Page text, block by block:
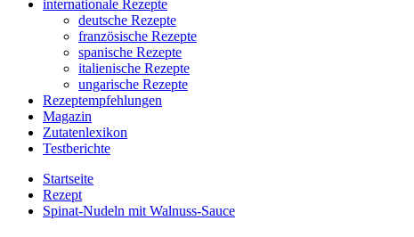
internationale Rezepte
deutsche Rezepte
französische Rezepte
spanische Rezepte
italienische Rezepte
ungarische Rezepte
Rezeptempfehlungen
Magazin
Zutatenlexikon
Testberichte
Startseite
Rezept
Spinat-Nudeln mit Walnuss-Sauce